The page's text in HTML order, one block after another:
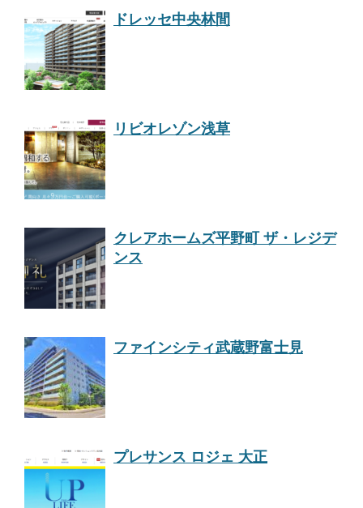
ドレッセ中央林間
リビオレゾン浅草
クレアホームズ平野町 ザ・レジデ
ンス
ファインシティ武蔵野富士見
プレサンス ロジェ 大正